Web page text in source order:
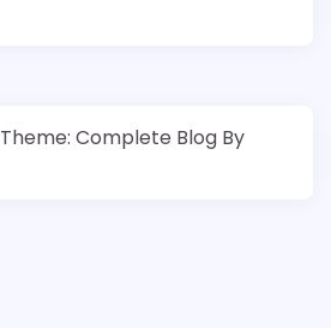
Theme: Complete Blog By